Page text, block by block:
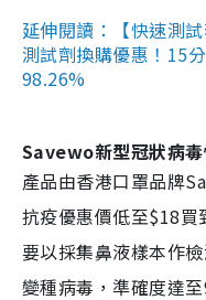
延伸閱讀：【快速測
測試劑換購優惠！15
98.26%
Savewo新型冠狀病
產品由香港口罩品牌
抗疫優惠價低至$18買
要以採集鼻液樣本作
變種病毒，準確度達